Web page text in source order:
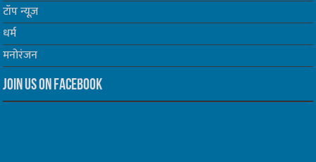
टॉप न्यूज़
धर्म
मनोरंजन
Join us on Facebook